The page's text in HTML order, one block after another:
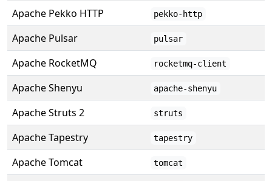
Apache Pekko HTTP pekko-http
Apache Pulsar pulsar
Apache RocketMQ rocketmq-client
Apache Shenyu apache-shenyu
Apache Struts 2 struts
Apache Tapestry tapestry
Apache Tomcat tomcat